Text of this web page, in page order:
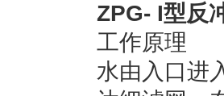
ZPG- I型反
工作原理
水由入口进